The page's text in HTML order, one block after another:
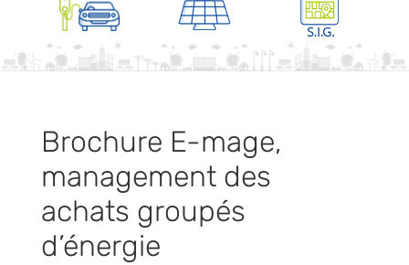
Brochure E-mage,
management des
achats groupés
d’énergie